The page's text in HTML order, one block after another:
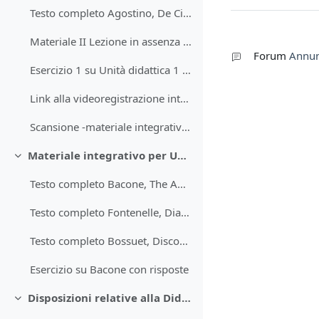
Testo completo Agostino, De Civitate Dei
Materiale II Lezione in assenza della Dispensa
Esercizio 1 su Unità didattica 1 - 18.03
Link alla videoregistrazione interattiva della III Lezione del 13.03
Scansione -materiale integrativo Lezione III
Minimizza
Materiale integrativo per Unità 2
Testo completo Bacone, The Advancement of Learning
Testo completo Fontenelle, Dialoghi de' morti, 1 ed. 1683 (in tr. italiana)
Testo completo Bossuet, Discorso sulla storia universale (1 ed. 1681) in tr. it.
Esercizio su Bacone con risposte
Minimizza Disposizioni relative alla Didattica da remoto su piattaforma microsoft Teams
Forum